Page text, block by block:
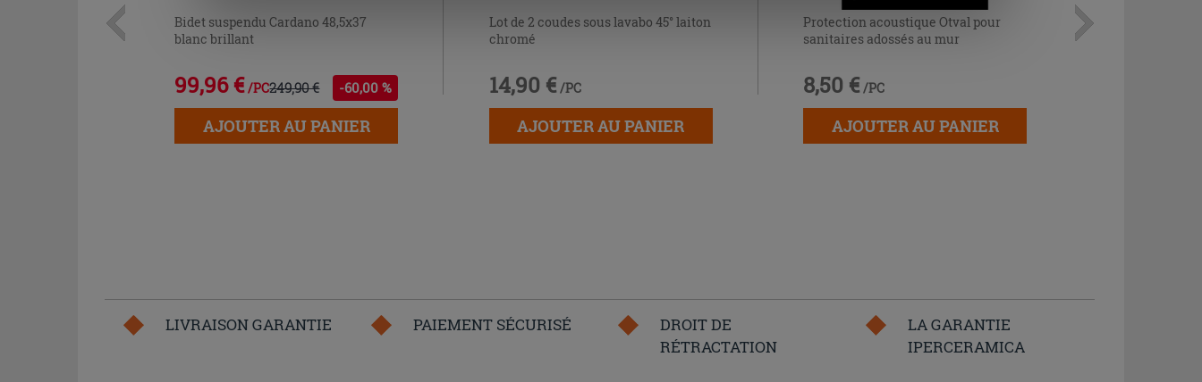
Bidet suspendu Cardano 48,5x37
blanc brillant
99,96 € /PC249,90 € -60,00 %
AJOUTER AU PANIER
Lot de 2 coudes sous lavabo 45° laiton
chromé
14,90 € /PC
AJOUTER AU PANIER
Protection acoustique Otval pour
sanitaires adossés au mur
8,50 € /PC
AJOUTER AU PANIER
LIVRAISON GARANTIE PAIEMENT SÉCURISÉ
DROIT DE
RÉTRACTATION
LA GARANTIE
IPERCERAMICA